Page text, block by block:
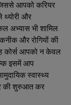
जिससे आपको करियर
थ्योरी और
अभ्यास भी शामिल
और रोगियों की
कोर्स आपको न केवल
इसमें आप
स्वास्थ्य
की शुरुआत कर